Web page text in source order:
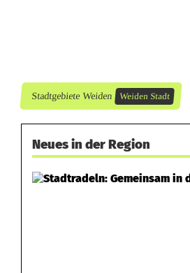
Stadtgebiete Weiden Weiden Stadt
Neues in der Region